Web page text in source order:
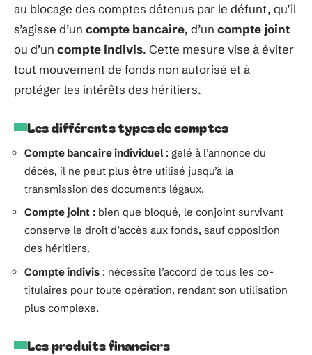
au blocage des comptes détenus par le défunt, qu’il
s’agisse d’un compte bancaire, d’un compte joint
ou d’un compte indivis. Cette mesure vise à éviter
tout mouvement de fonds non autorisé et à
protéger les intérêts des héritiers.
Les différents types de comptes
Compte bancaire individuel : gelé à l’annonce du
décès, il ne peut plus être utilisé jusqu’à la
transmission des documents légaux.
Compte joint : bien que bloqué, le conjoint survivant
conserve le droit d’accès aux fonds, sauf opposition
des héritiers.
Compte indivis : nécessite l’accord de tous les co-
titulaires pour toute opération, rendant son utilisation
plus complexe.
Les produits financiers